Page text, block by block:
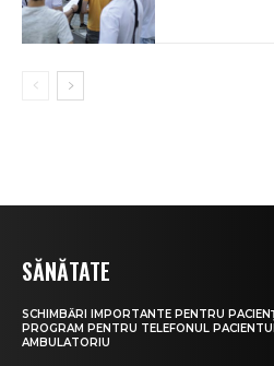
SĂNĂTATE
SCHIMBĂRI IMPORTANTE PENTRU
PROGRAM PENTRU TELEFONUL
AMBULATORIU